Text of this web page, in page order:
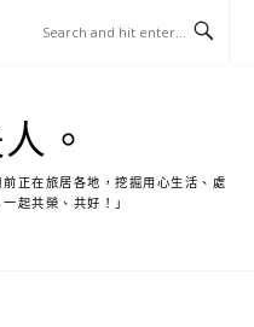
。
正在旅居各地，挖掘用心生活、處
起共榮、共好！」